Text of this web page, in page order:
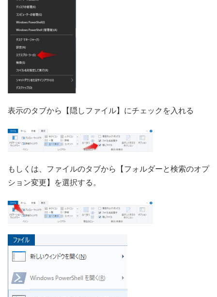
表示のタブから【隠しファイル】にチェックを入れる
もしくは、ファイルのタブから【フォルダーと検索のオプ
ション変更】を選択する。